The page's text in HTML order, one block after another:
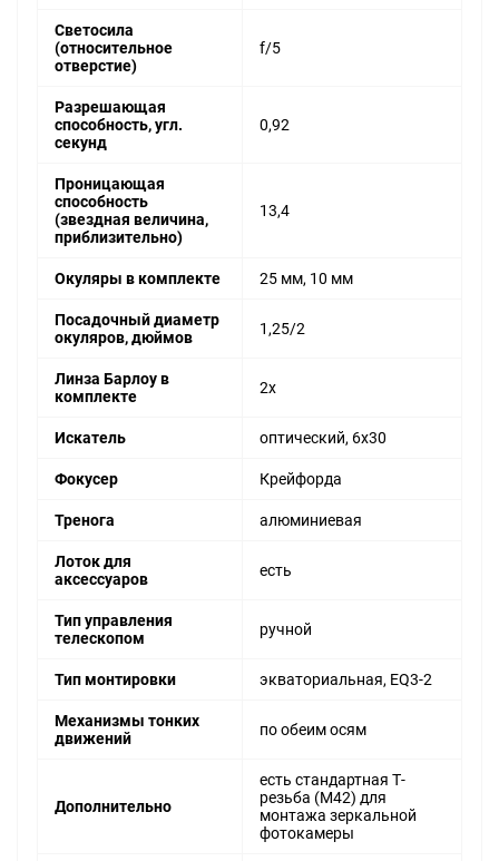
Светосила
(относительное
отверстие)
f/5
Разрешающая
способность, угл.
секунд
0,92
Проницающая
способность
(звездная величина,
приблизительно)
13,4
Окуляры в комплекте 25 мм, 10 мм
Посадочный диаметр
окуляров, дюймов
1,25/2
Линза Барлоу в
комплекте
2x
Искатель оптический, 6x30
Фокусер Крейфорда
Тренога алюминиевая
Лоток для
аксессуаров
есть
Тип управления
телескопом
ручной
Тип монтировки экваториальная, EQ3-2
Механизмы тонких
движений
по обеим осям
Дополнительно
есть стандартная Т-
резьба (М42) для
монтажа зеркальной
фотокамеры